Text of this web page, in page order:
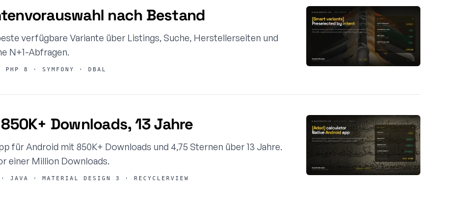
nach Bestand
verfügbare Variante über Listings, Suche, Herstellerseiten und
N+1-Abfragen.
PHP 8 · SYMFONY · DBAL
Downloads, 13 Jahre
für Android mit 850K+ Downloads und 4,75 Sternen über 13 Jahre.
einer Million Downloads.
JAVA · MATERIAL DESIGN 3 · RECYCLERVIEW